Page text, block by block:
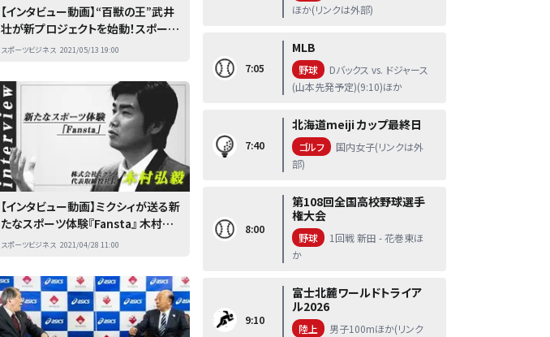
【インタビュー動画】“百獣の王”武井
壮が新プロジェクトを始動！スポーツ
と音楽を繋ぐ架け橋に
スポーツビジネス 2021/05/13 19:00
【インタビュー動画】ミクシィが送る新
たなスポーツ体験『Fansta』 木村弘
毅社長が描く“次のステージ”とは？
スポーツビジネス 2021/04/28 11:00
ほか(リンクは外部)
7:05
MLB
野球
Dバックス vs. ドジャース
(山本先発予定)(9:10)ほか
7:40
北海道meiji カップ最終日
ゴルフ
国内女子(リンクは外
部)
8:00
第108回全国高校野球選手
権大会
野球
1回戦 新田 - 花巻東ほ
か
9:10
富士北麓ワールドトライア
ル2026
陸上
男子100mほか(リンク